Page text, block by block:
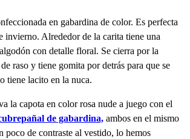
en gabardina de color. Es perfecta
invierno. Alrededor de la carita tiene una
con detalle floral. Se cierra por la
raso y tiene gomita por detrás para que se
tiene lacito en la nuca.
la capota en color rosa nude a juego con el
de gabardina, ambos en el mismo
poco de contraste al vestido, lo hemos